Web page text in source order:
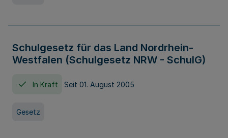
Schulgesetz für das Land Nordrhein-
Westfalen (Schulgesetz NRW - SchulG)
In Kraft Seit 01. August 2005
Gesetz